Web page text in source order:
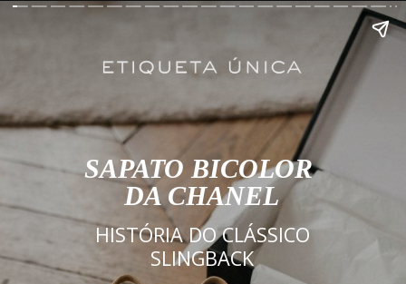
SAPATO BICOLOR
DA CHANEL
HISTÓRIA DO CLÁSSICO
SLINGBACK